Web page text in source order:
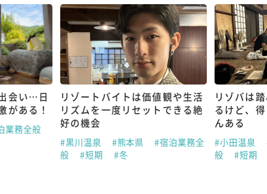
会い…日
がある！
業務全般
リゾートバイトは価値観や生活
リズムを一度リセットできる絶
好の機会
#黒川温泉 #熊本県
#宿泊業務全
般
#短期 #冬
リゾバは
るけど、
んある
#小田温泉
般
#短期